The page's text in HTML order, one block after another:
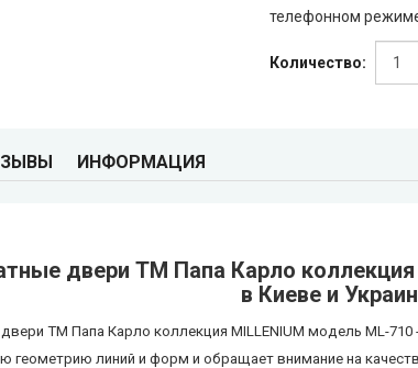
телефонном
Количество:
ИНФОРМАЦИЯ
двери ТМ Папа Карло коллекция
в Киеве и
ТМ Папа Карло коллекция MILLENIUM модель ML-710
геометрию линий и форм и обращает внимание на